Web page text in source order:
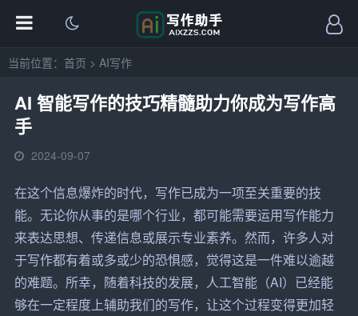
当前位置： 首页 > AI写作
AI 智能写作的技巧精髓助力你成为写作高
手
2024-09-07
在这个信息爆炸的时代， 写作已成为一项至关重要的技
能。无论你从事的是哪个行业，都可能需要运用写作能力
来表达思想、传递信息或展示专业素养。然而，许多人对
于写作都有着或多或少的恐惧感，觉得这是一件难以逾越
的难题。所幸，随着科技的发展，人工智能（AI）已经能
够在一定程度上辅助我们的写作，让这个过程变得更加轻